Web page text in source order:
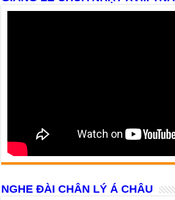
NGHE ĐÀI CHÂN LÝ Á CHÂU